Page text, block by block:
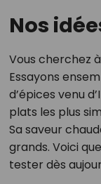
Nos
Vous cherchez
Essayons
d’épices venu
plats les plus
Sa saveur
grands. Voici
tester dès